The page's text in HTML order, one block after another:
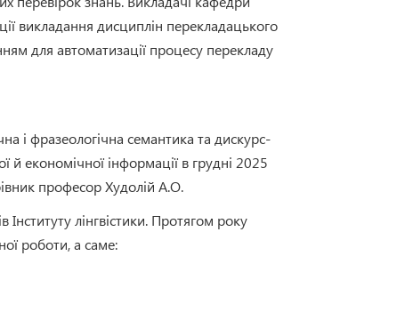
викладання дисциплін перекладацького
для автоматизації процесу перекладу
і фразеологічна семантика та дискурс-
й економічної інформації в грудні 2025
професор Худолій А.О.
Інституту лінгвістики. Протягом року
роботи, а саме: